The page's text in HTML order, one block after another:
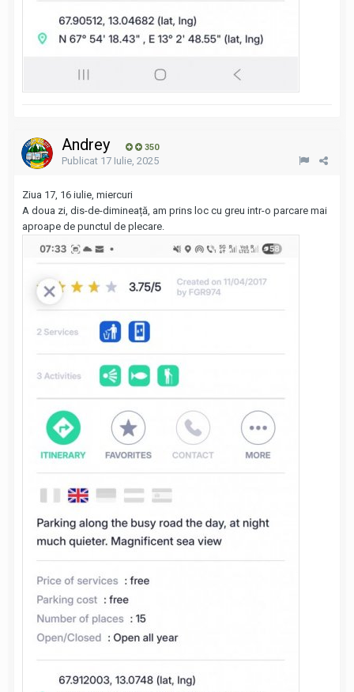
Andrey 350
Publicat 17 Iulie, 2025
Ziua 17, 16 iulie, miercuri
A doua zi, dis-de-dimineață, am prins loc cu greu intr-o parcare mai
aproape de punctul de plecare.